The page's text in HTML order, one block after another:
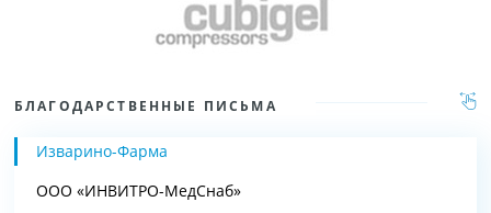
БЛАГОДАРСТВЕННЫЕ ПИСЬМА
Изварино-Фарма
ООО «ИНВИТРО-МедСнаб»